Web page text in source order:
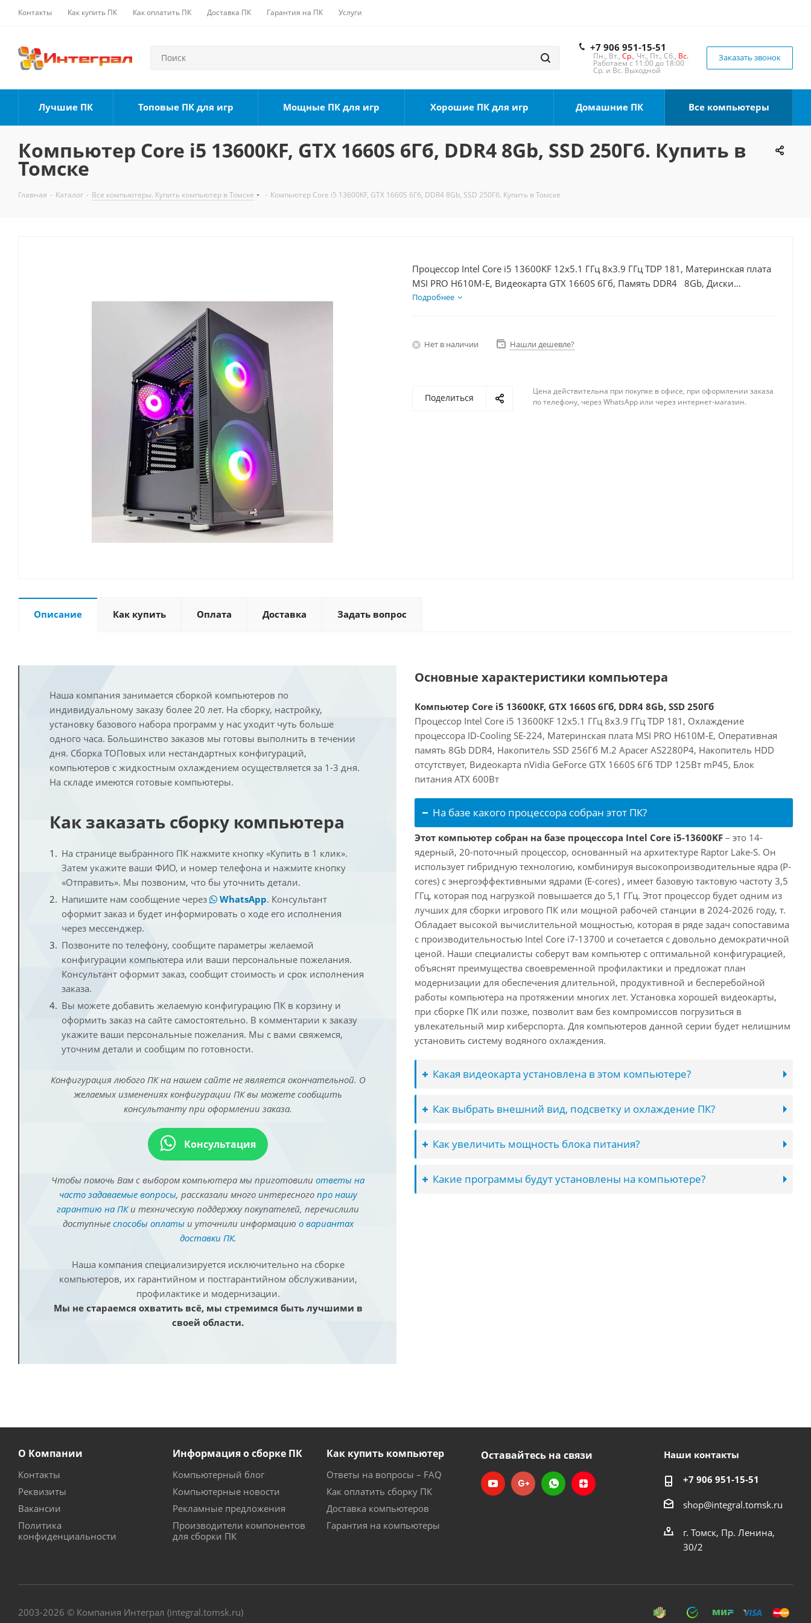
Контакты Как купить ПК Как оплатить ПК Доставка ПК Гарантия на ПК Услуги
+7 906 951-15-51
Пн., Вт., Ср., Чт., Пт., Сб., Вс.
Работаем с 11:00 до 18:00
Ср. и Вс. Выходной
Заказать звонок
Лучшие ПК Топовые ПК для игр Мощные ПК для игр Хорошие ПК для игр Домашние ПК Все компьютеры
Компьютер Core i5 13600KF, GTX 1660S 6Гб, DDR4 8Gb, SSD 250Гб. Купить в
Томске
Главная - Каталог - Все компьютеры. Купить компьютер в Томске - Компьютер Core i5 13600KF, GTX 1660S 6Гб, DDR4 8Gb, SSD 250Гб. Купить в Томске
Процессор Intel Core i5 13600KF 12x5.1 ГГц 8x3.9 ГГц TDP 181, Материнская плата
MSI PRO H610M-E, Видеокарта GTX 1660S 6Гб, Память DDR4 8Gb, Диски
SSD 250Гб, БП 600Вт
Подробнее
Нет в наличии Нашли дешевле?
Поделиться
Цена действительна при покупке в офисе, при оформлении заказа
по телефону, через WhatsApp или через интернет-магазин.
Описание Как купить Оплата Доставка Задать вопрос
Наша компания занимается сборкой компьютеров по
индивидуальному заказу более 20 лет. На сборку, настройку,
установку базового набора программ у нас уходит чуть больше
одного часа. Большинство заказов мы готовы выполнить в течении
дня. Сборка ТОПовых или нестандартных конфигураций,
компьютеров с жидкостным охлаждением осуществляется за 1-3 дня.
На складе имеются готовые компьютеры.
Как заказать сборку компьютера
На странице выбранного ПК нажмите кнопку «Купить в 1 клик».
Затем укажите ваши ФИО, и номер телефона и нажмите кнопку
«Отправить». Мы позвоним, что бы уточнить детали.
Напишите нам сообщение через
WhatsApp. Консультант
оформит заказ и будет информировать о ходе его исполнения
через мессенджер.
Позвоните по телефону, сообщите параметры желаемой
конфигурации компьютера или ваши персональные пожелания.
Консультант оформит заказ, сообщит стоимость и срок исполнения
заказа.
Вы можете добавить желаемую конфигурацию ПК в корзину и
оформить заказ на сайте самостоятельно. В комментарии к заказу
укажите ваши персональные пожелания. Мы с вами свяжемся,
уточним детали и сообщим по готовности.
Конфигурация любого ПК на нашем сайте не является окончательной. О
желаемых изменениях конфигурации ПК вы можете сообщить
консультанту при оформлении заказа.
Консультация
Чтобы помочь Вам с выбором компьютера мы приготовили ответы на
часто задаваемые вопросы, рассказали много интересного про нашу
гарантию на ПКи техническую поддержку покупателей, перечислили
доступные способы оплатыи уточнили информацию о вариантах
доставки ПК.
Наша компания специализируется исключительно на сборке
компьютеров, их гарантийном и постгарантийном обслуживании,
профилактике и модернизации.
Мы не стараемся охватить всё, мы стремимся быть лучшими в
своей области.
Основные характеристики компьютера
Компьютер Core i5 13600KF, GTX 1660S 6Гб, DDR4 8Gb, SSD 250Гб
Процессор Intel Core i5 13600KF 12x5.1 ГГц 8x3.9 ГГц TDP 181, Охлаждение
процессора ID-Cooling SE-224, Материнская плата MSI PRO H610M-E, Оперативная
память 8Gb DDR4, Накопитель SSD 256Гб M.2 Apacer AS2280P4, Накопитель HDD
отсутствует, Видеокарта nVidia GeForce GTX 1660S 6Гб TDP 125Вт mP45, Блок
питания ATX 600Вт
На базе какого процессора собран этот ПК?
Этот компьютер собран на базе процессора Intel Core i5-13600KF – это 14-
ядерный, 20-поточный процессор, основанный на архитектуре Raptor Lake-S. Он
использует гибридную технологию, комбинируя высокопроизводительные ядра (P-
cores) с энергоэффективными ядрами (E-cores) , имеет базовую тактовую частоту 3,5
ГГц, которая под нагрузкой повышается до 5,1 ГГц. Этот процессор будет одним из
лучших для сборки игрового ПК или мощной рабочей станции в 2024-2026 году, т.
Обладает высокой вычислительной мощностью, которая в ряде задач сопоставима
с производительностью Intel Core i7-13700 и сочетается с довольно демократичной
ценой. Наши специалисты соберут вам компьютер с оптимальной конфигурацией,
объяснят преимущества своевременной профилактики и предложат план
модернизации для обеспечения длительной, продуктивной и бесперебойной
работы компьютера на протяжении многих лет. Установка хорошей видеокарты,
при сборке ПК или позже, позволит вам без компромиссов погрузиться в
увлекательный мир киберспорта. Для компьютеров данной серии будет нелишним
установить систему водяного охлаждения.
Какая видеокарта установлена в этом компьютере?
Как выбрать внешний вид, подсветку и охлаждение ПК?
Как увеличить мощность блока питания?
Какие программы будут установлены на компьютере?
О Компании
Контакты
Реквизиты
Вакансии
Политика
конфиденциальности
Информация о сборке ПК
Компьютерный блог
Компьютерные новости
Рекламные предложения
Производители компонентов
для сборки ПК
Как купить компьютер
Ответы на вопросы – FAQ
Как оплатить сборку ПК
Доставка компьютеров
Гарантия на компьютеры
Оставайтесь на связи Наши контакты
+7 906 951-15-51
shop@integral.tomsk.ru
г. Томск, Пр. Ленина,
30/2
2003-2026 © Компания Интеграл (integral.tomsk.ru)